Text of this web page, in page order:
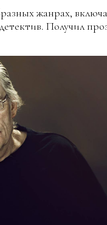
жанрах,
Получил